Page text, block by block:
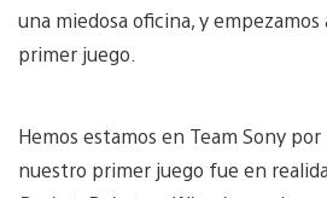
una miedosa oficina, y
primer juego.
Hemos estamos en Team Sony
nuestro primer juego fue en